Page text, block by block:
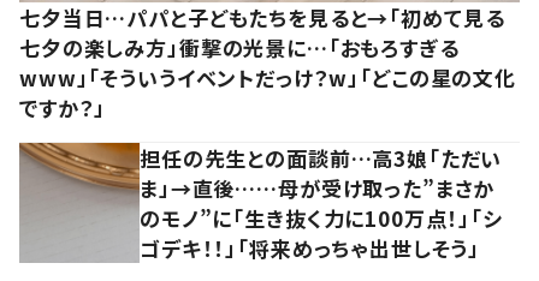
七夕当日…パパと子どもたちを見ると→「初めて見る
七夕の楽しみ方」衝撃の光景に…「おもろすぎる
www」「そういうイベントだっけ？w」「どこの星の文化
ですか？」
担任の先生との面談前…高3娘「ただい
ま」→直後……母が受け取った”まさか
のモノ”に「生き抜く力に100万点！」「シ
ゴデキ！！」「将来めっちゃ出世しそう」